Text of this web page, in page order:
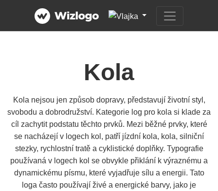
Kola
Kola nejsou jen způsob dopravy, představují životní styl,
svobodu a dobrodružství. Kategorie log pro kola si klade za
cíl zachytit podstatu těchto prvků. Mezi běžné prvky, které
se nacházejí v logech kol, patří jízdní kola, kola, silniční
stezky, rychlostní tratě a cyklistické doplňky. Typografie
používaná v logech kol se obvykle přiklání k výraznému a
dynamickému písmu, které vyjadřuje sílu a energii. Tato
loga často používají živé a energické barvy, jako je